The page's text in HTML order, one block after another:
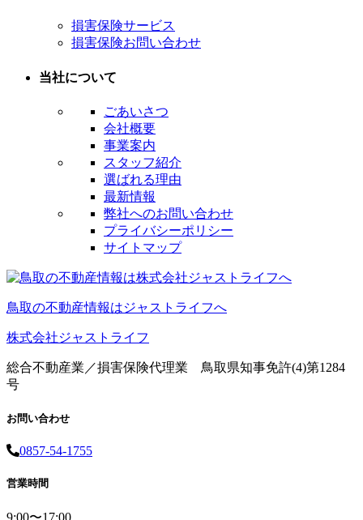
損害保険サービス
損害保険お問い合わせ
当社について
ごあいさつ
会社概要
事業案内
スタッフ紹介
選ばれる理由
最新情報
弊社へのお問い合わせ
プライバシーポリシー
サイトマップ
鳥取の不動産情報はジャストライフへ
株式会社ジャストライフ
総合不動産業／損害保険代理業 鳥取県知事免許(4)第1284
号
お問い合わせ
0857-54-1755
営業時間
9:00〜17:00